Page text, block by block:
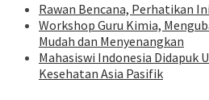
Rawan Bencana, Perhatikan
Workshop Guru Kimia,
Mudah dan Menyenangkan
Mahasiswi Indonesia Didapuk
Kesehatan Asia Pasifik